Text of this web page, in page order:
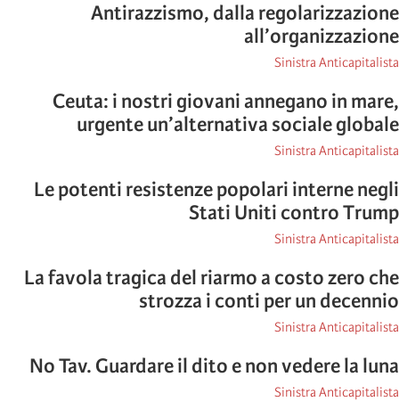
Antirazzismo, dalla regolarizzazione
all’organizzazione
Sinistra Anticapitalista
Ceuta: i nostri giovani annegano in mare,
urgente un’alternativa sociale globale
Sinistra Anticapitalista
Le potenti resistenze popolari interne negli
Stati Uniti contro Trump
Sinistra Anticapitalista
La favola tragica del riarmo a costo zero che
strozza i conti per un decennio
Sinistra Anticapitalista
No Tav. Guardare il dito e non vedere la luna
Sinistra Anticapitalista